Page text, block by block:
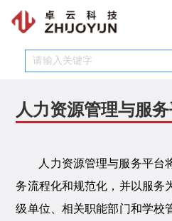
网站首页
融合门户数据中台服务中台低代码平台
收费系统智慧党建OA系统校园网盘安
新闻资讯
行业动态 新闻动态
人力资源管理与服
人力资源管理与服务平台
务流程化和规范化，并以服务
级单位、相关职能部门和学校